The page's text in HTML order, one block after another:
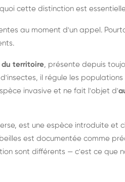
cette distinction est
au moment d'un appel.
du territoire, présente depuis
il régule les
invasive et ne fait l'objet d'
est une espèce introduite et
est documentée comme
sont différents — c'est ce que